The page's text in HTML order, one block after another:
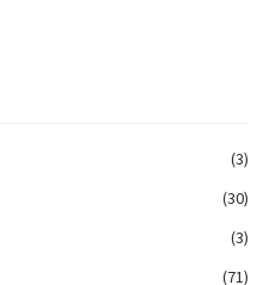
(3)
(30)
(3)
(71)